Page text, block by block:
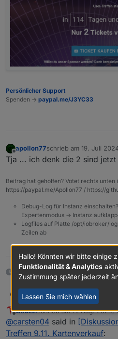
Persönlicher Support
Spenden -> paypal.me/J3YC33
Offline
apollon77schrieb am 19. Juli
zuletzt editiert von
Tja ... ich denk die 2 sind
Beitrag hat geholfen? Votet rechts unten
https://paypal.me/Apollon77 / https://
Debug-Log für Instanz
Expertenmodus -> Instanz
Logfiles auf Platte /opt/iobroker/
Zeilen ab
23 Tagen später
carsten04@ thomas-braun
@apollon77Kannst Du
gegangen ist?
Email mit Ticket hat
genommen :-) und ist
Offline
wauzzischrieb am11. Aug. 2024,
zuletzt editiert von
@carsten04 said in
Treffen 9.11. Kartenverkauf:
Hallo! Könnten wir bitte einige
Funktionalität & Analytics
Zustimmung später jederzeit
Lassen Sie mich wählen